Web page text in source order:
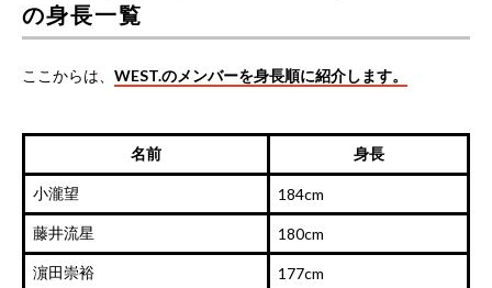
の身長一覧
ここからは、 WEST.のメンバーを身長順に紹介します。
名前 身長
小瀧望 184cm
藤井流星 180cm
濵田崇裕 177cm